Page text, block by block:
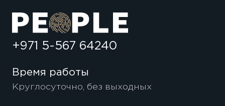
+971 5-567 64240
Время работы
Круглосуточно, без выходных